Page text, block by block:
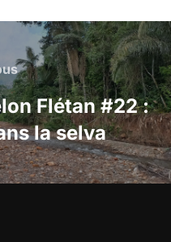
Flétan #22 :
la selva